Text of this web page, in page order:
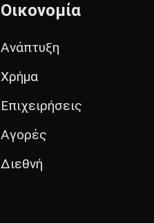
Οικονομία
Ανάπτυξη
Χρήμα
Επιχειρήσεις
Αγορές
Διεθνή